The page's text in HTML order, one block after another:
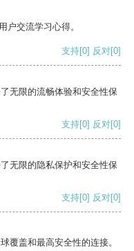
户交流学习心得。
支持[0] 反对[0]
无限的流畅体验和安全性保
支持[0] 反对[0]
无限的隐私保护和安全性保
支持[0] 反对[0]
覆盖和最高安全性的连接。